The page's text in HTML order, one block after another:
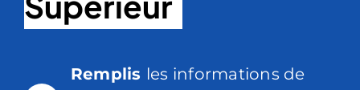
Remplis les informations de